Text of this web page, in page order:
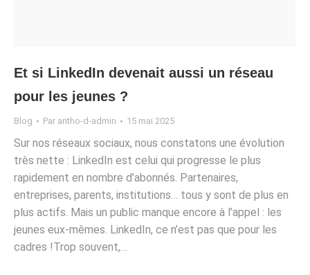
Et si LinkedIn devenait aussi un réseau
pour les jeunes ?
Blog Par antho-d-admin 15 mai 2025
Sur nos réseaux sociaux, nous constatons une évolution
très nette : LinkedIn est celui qui progresse le plus
rapidement en nombre d’abonnés. Partenaires,
entreprises, parents, institutions… tous y sont de plus en
plus actifs. Mais un public manque encore à l’appel : les
jeunes eux-mêmes. LinkedIn, ce n’est pas que pour les
cadres !Trop souvent,…